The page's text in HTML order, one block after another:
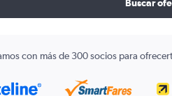
Buscar
con más de 300 socios para